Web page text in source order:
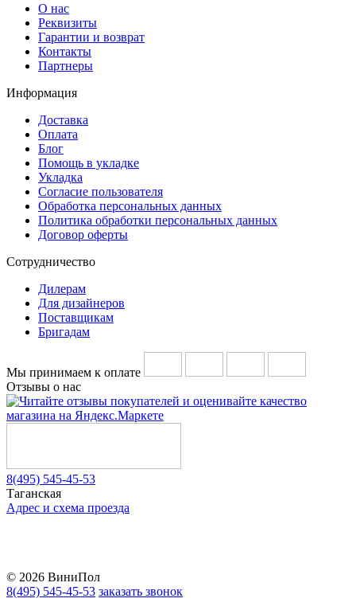
О нас
Реквизиты
Гарантии и возврат
Контакты
Партнеры
Информация
Доставка
Оплата
Блог
Помощь в укладке
Укладка
Согласие пользователя
Обработка персональных данных
Политика обработки персональных данных
Договор оферты
Сотрудничество
Дилерам
Для дизайнеров
Поставщикам
Бригадам
Мы принимаем к оплате
Отзывы о нас
8(495) 545-45-53
Таганская
Адрес и схема проезда
© 2026 ВиниПол
8(495) 545-45-53 заказать звонок